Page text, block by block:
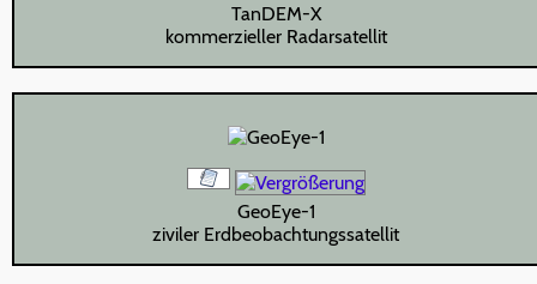
TanDEM-X
kommerzieller Radarsatellit
GeoEye-1
ziviler Erdbeobachtungssatellit